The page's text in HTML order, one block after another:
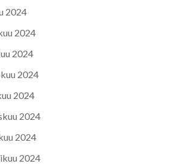
2024
2024
2024
2024
2024
2024
2024
2024